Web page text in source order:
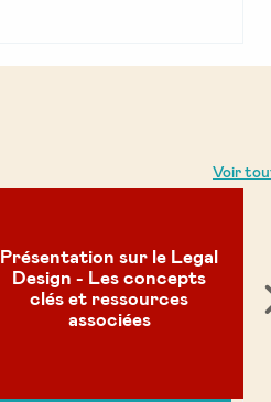
Voir
Présentation sur le Legal
Design - Les concepts
clés et ressources
associées